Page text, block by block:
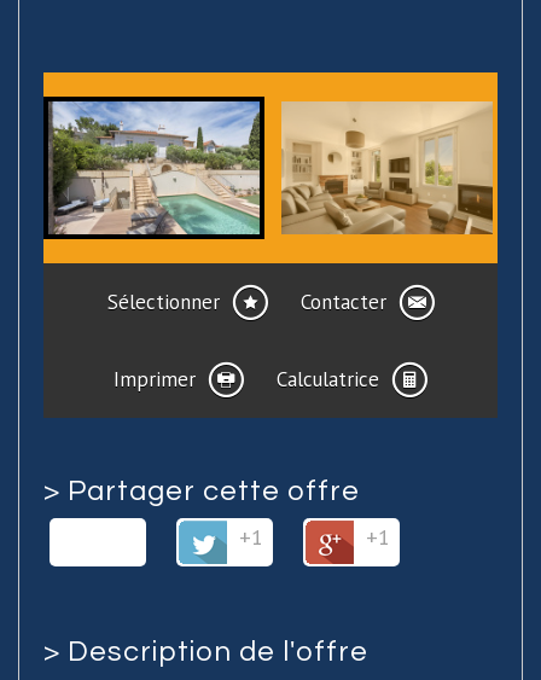
Sélectionner Contacter
Imprimer Calculatrice
> Partager cette offre
+1
+1
> Description de l'offre